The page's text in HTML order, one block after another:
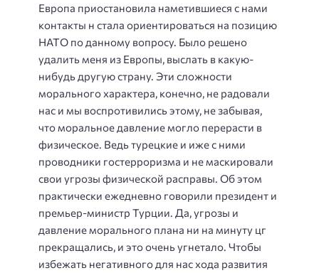
Европа приостановила наметившиеся с нами
контакты н стала ориентироваться на позицию
НАТО по данному вопросу. Было решено
удалить меня из Европы, выслать в какую-
нибудь другую страну. Эти сложности
морального характера, конечно, не радовали
нас и мы воспротивились этому, не забывая,
что моральное давление могло перерасти в
физическое. Ведь турецкие и иже с ними
проводники гостерроризма и не маскировали
свои угрозы физической расправы. Об этом
практически ежедневно говорили президент и
премьер-министр Турции. Да, угрозы и
давление морального плана ни на минуту цг
прекращались, и это очень угнетало. Чтобы
избежать негативного для нас хода развития